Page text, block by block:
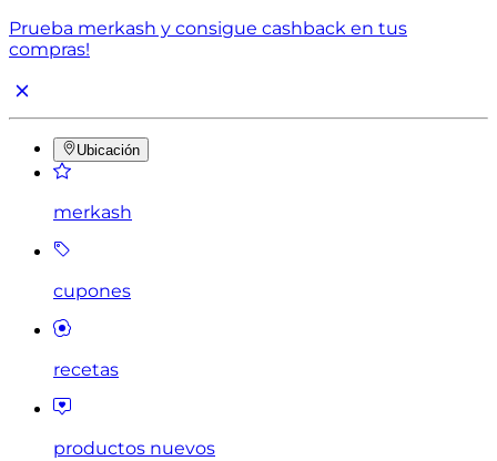
Prueba merkash y consigue cashback en tus
compras!
Ubicación
merkash
cupones
recetas
productos nuevos